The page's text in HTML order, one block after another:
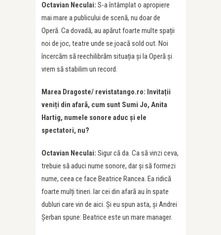
Octavian Neculai: S-a întâmplat o apropiere
mai mare a publicului de scenă, nu doar de
Operă. Ca dovadă, au apărut foarte multe spații
noi de joc, teatre unde se joacă sold out. Noi
încercăm să reechilibrăm situația și la Operă și
vrem să stabilim un record.
Marea Dragoste/ revistatango.ro: Invitații
veniți din afară, cum sunt Sumi Jo, Anita
Hartig, numele sonore aduc și ele
spectatori, nu?
Octavian Neculai: Sigur că da. Ca să vinzi ceva,
trebuie să aduci nume sonore, dar și să formezi
nume, ceea ce face Beatrice Rancea. Ea ridică
foarte mulți tineri. Iar cei din afară au în spate
dubluri care vin de aici. Și eu spun asta, și Andrei
Șerban spune: Beatrice este un mare manager.